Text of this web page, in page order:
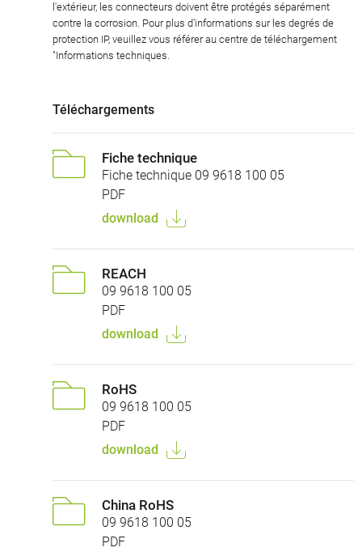
l'extérieur, les connecteurs doivent être protégés séparément
contre la corrosion. Pour plus d'informations sur les degrés de
protection IP, veuillez vous référer au centre de téléchargement
"Informations techniques.
Téléchargements
Fiche technique
Fiche technique 09 9618 100 05
PDF
download
REACH
09 9618 100 05
PDF
download
RoHS
09 9618 100 05
PDF
download
China RoHS
09 9618 100 05
PDF